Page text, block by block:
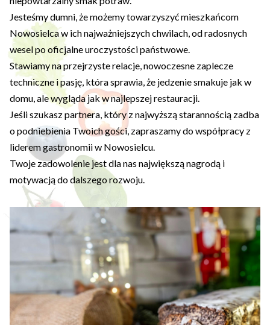
Jesteśmy dumni, że możemy towarzyszyć mieszkańcom
Nowosielca w ich najważniejszych chwilach, od radosnych
wesel po oficjalne uroczystości państwowe.
Stawiamy na przejrzyste relacje, nowoczesne zaplecze
techniczne i pasję, która sprawia, że jedzenie smakuje jak w
domu, ale wygląda jak w najlepszej restauracji.
Jeśli szukasz partnera, który z najwyższą starannością zadba
o podniebienia Twoich gości, zapraszamy do współpracy z
liderem gastronomii w Nowosielcu.
Twoje zadowolenie jest dla nas największą nagrodą i
motywacją do dalszego rozwoju.